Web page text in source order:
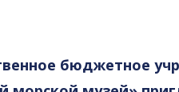
бюджетное